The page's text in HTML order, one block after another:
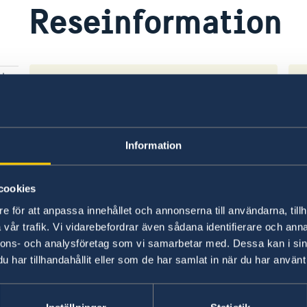
Information
för att anpassa innehållet och annonserna till användarna,
trafik. Vi vidarebefordrar även sådana identifierare och
och analysföretag som vi samarbetar med. Dessa kan i
har tillhandahållit eller som de har samlat in när du har
Reseinformation
Ambassadens reseinformation innehåller
landspecifik information och aktuella
händelser som kan påverka dig som är i
Ambassadens reseinformation –
Oman
Ladda ner appen UD Resklar
Ladda ner UD Resklar på Google Play